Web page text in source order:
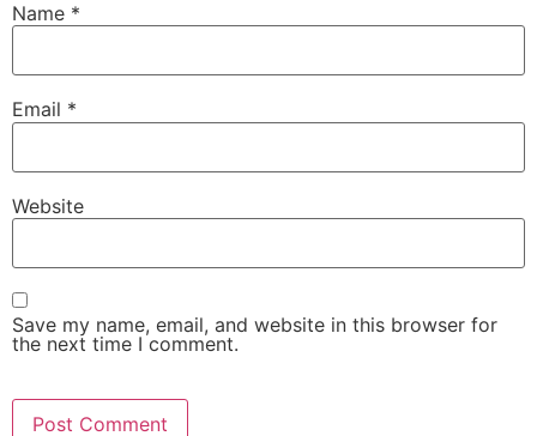
Name *
Email *
Website
Save my name, email, and website in this browser for
the next time I comment.